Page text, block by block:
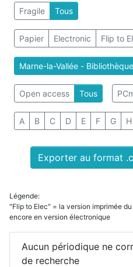
Fragile Tous
Papier Electronic Flip to
Marne-la-Vallée -
Open access Tous
A B C D E F G H
Exporter au format
Légende:
"Flip to Elec" = la version imprimée
encore en version électronique
Aucun périodique ne
de recherche